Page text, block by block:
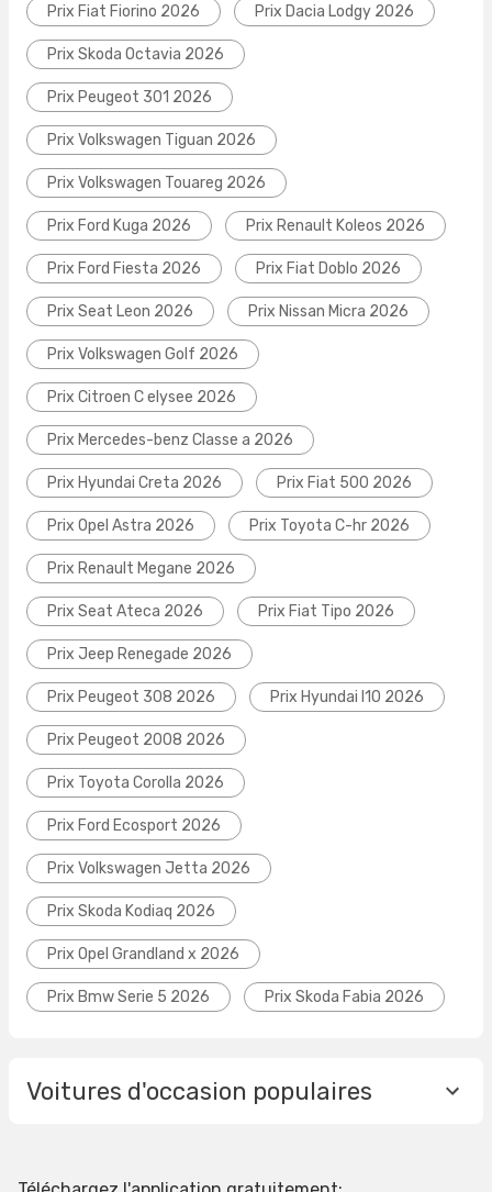
Prix Fiat Fiorino 2026 Prix Dacia Lodgy 2026
Prix Skoda Octavia 2026
Prix Peugeot 301 2026
Prix Volkswagen Tiguan 2026
Prix Volkswagen Touareg 2026
Prix Ford Kuga 2026 Prix Renault Koleos 2026
Prix Ford Fiesta 2026 Prix Fiat Doblo 2026
Prix Seat Leon 2026 Prix Nissan Micra 2026
Prix Volkswagen Golf 2026
Prix Citroen C elysee 2026
Prix Mercedes-benz Classe a 2026
Prix Hyundai Creta 2026 Prix Fiat 500 2026
Prix Opel Astra 2026 Prix Toyota C-hr 2026
Prix Renault Megane 2026
Prix Seat Ateca 2026 Prix Fiat Tipo 2026
Prix Jeep Renegade 2026
Prix Peugeot 308 2026 Prix Hyundai I10 2026
Prix Peugeot 2008 2026
Prix Toyota Corolla 2026
Prix Ford Ecosport 2026
Prix Volkswagen Jetta 2026
Prix Skoda Kodiaq 2026
Prix Opel Grandland x 2026
Prix Bmw Serie 5 2026 Prix Skoda Fabia 2026
Voitures d'occasion populaires